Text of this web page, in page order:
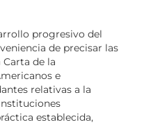
progresivo del
de precisar las
de la
e
relativas a la
establecida,